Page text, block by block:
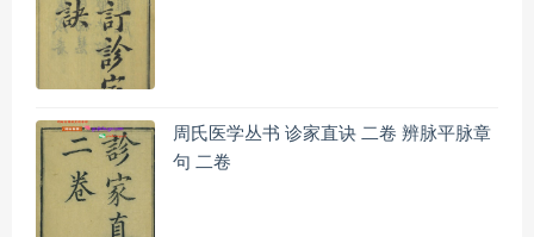
周氏医学丛书 诊家直诀 二卷 辨脉平脉章
句 二卷